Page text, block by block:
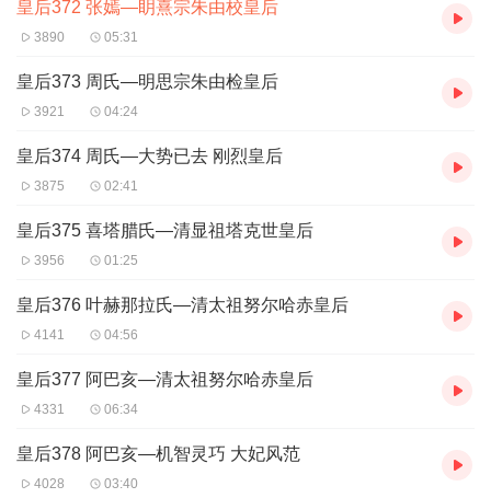
皇后372 张嫣—眀熹宗朱由校皇后
3890 05:31
皇后373 周氏—明思宗朱由检皇后
3921 04:24
皇后374 周氏—大势已去 刚烈皇后
3875 02:41
皇后375 喜塔腊氏—清显祖塔克世皇后
3956 01:25
皇后376 叶赫那拉氏—清太祖努尔哈赤皇后
4141 04:56
皇后377 阿巴亥—清太祖努尔哈赤皇后
4331 06:34
皇后378 阿巴亥—机智灵巧 大妃风范
4028 03:40